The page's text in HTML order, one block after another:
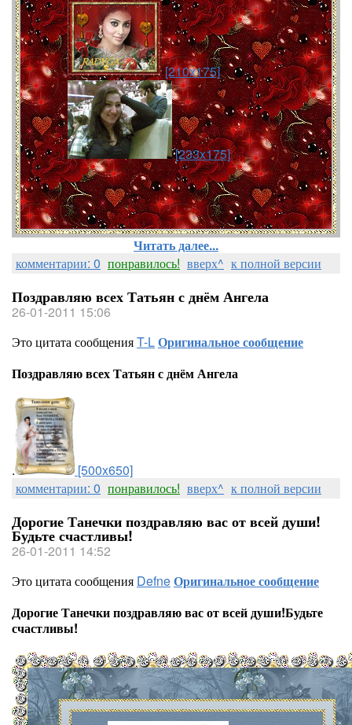
[210x175]
[233x175]
Читать далее...
комментарии: 0 понравилось! вверх^ к полной версии
Поздравляю всех Татьян с днём Ангела
26-01-2011 15:06
Это цитата сообщенияT-LОригинальное сообщение
Поздравляю всех Татьян с днём Ангела
.
[500x650]
комментарии: 0 понравилось! вверх^ к полной версии
Дорогие Танечки поздравляю вас от всей души!
Будьте счастливы!
26-01-2011 14:52
Это цитата сообщения DefneОригинальное сообщение
Дорогие Танечки поздравляю вас от всей души!Будьте
счастливы!